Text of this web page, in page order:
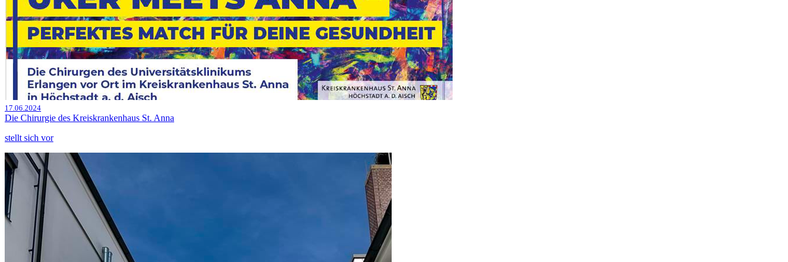
17.06.2024
Die Chirurgie des Kreiskrankenhaus St. Anna
stellt sich vor